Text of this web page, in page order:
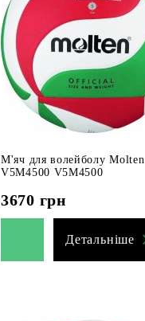
М'яч для волейболу Molten
V5M4500 V5M4500
3670 грн
Детальніше